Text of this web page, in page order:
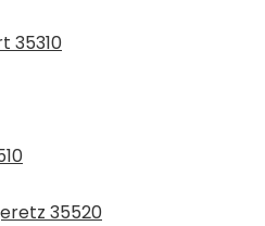
35310
35520